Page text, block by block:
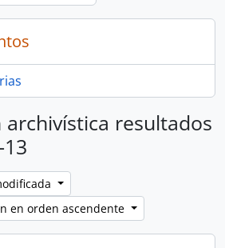
archivística resultados
en orden ascendente